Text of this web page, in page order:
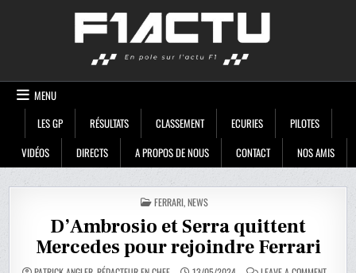
MENU
LES GP
RÉSULTATS CLASSEMENT ECURIES
PILOTES
VIDÉOS
DIRECTS A PROPOS DE NOUS CONTACT NOS AMIS
POSTED
IN
FERRARI,NEWS
D’Ambrosio et Serra quittent
Mercedes pour rejoindre Ferrari